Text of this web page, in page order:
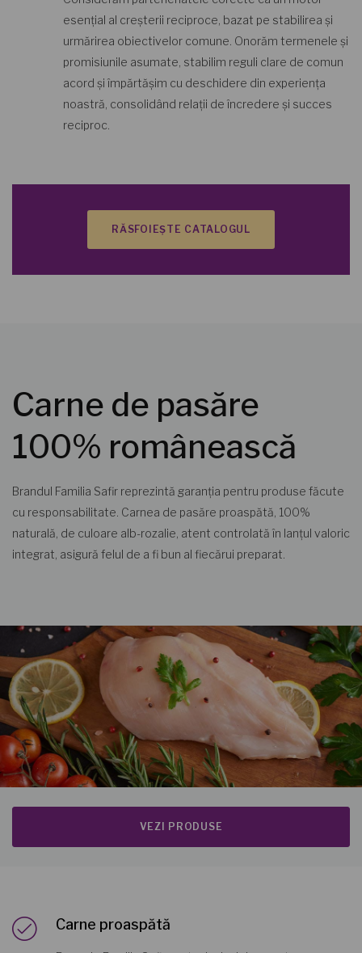
esențial al creșterii reciproce, bazat pe stabilirea și
urmărirea obiectivelor comune. Onorăm termenele și
promisiunile asumate, stabilim reguli clare de comun
acord și împărtășim cu deschidere din experiența
noastră, consolidând relații de încredere și succes
reciproc.
RĂSFOIEȘTE CATALOGUL
Carne de pasăre
100% românească
Brandul Familia Safir reprezintă garanția pentru produse făcute
cu responsabilitate. Carnea de pasăre proaspătă, 100%
naturală, de culoare alb-rozalie, atent controlată în lanțul valoric
integrat, asigură felul de a fi bun al fiecărui preparat.
VEZI PRODUSE
Carne proaspătă